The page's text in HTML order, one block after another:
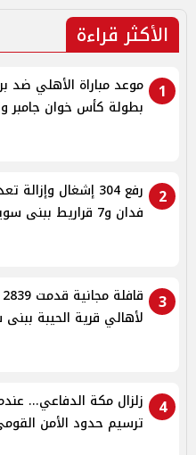
الأكثر قراءة
1
موعد مباراة الأهلي ضد
بطولة كأس خوان جامبر
2
رفع 304 إشغال
فدان و7 قراريط ببنى سويف
3
لأهالي قرية الحيبة
4
زلزال مكة الدفاعي...
ترسيم حدود الأمن